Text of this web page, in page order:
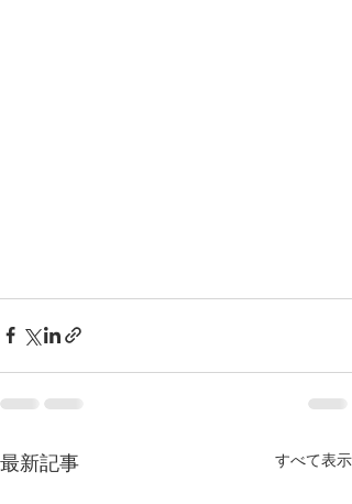
最新記事 すべて表示